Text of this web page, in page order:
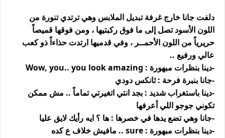
دلفت جانا خارج غرفة تبديل الملابس وهي ترتدي تنورة من
اللون الأسود تصل إلى ما فوق ركبتيها ، ومن فوقها قميصاً
حريرياً من اللون الأحمــر ، وفي قدميها ارتدت حذاءاً ذو كعب
عالي ورفيع ..
-دينا بنظرات مبهورة : Wow, you.. you look amazing
-جانا بنبرة فرحة : ثانكس دودي
-دينا باستغراب شديد : بجد انتي اتغيرتي تماماً .. مش ممكن
تكوني جوجو اللي أعرفها
-جانا وهي تضع يدها في خصرها : ها ؟ ايه رأيك لايق عليا
-دينا بنظرات مبهورة : sure .. مافيش خلاف ع كده